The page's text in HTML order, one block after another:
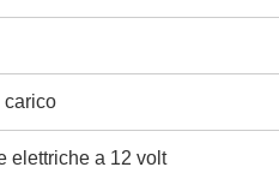
carico
elettriche a 12 volt